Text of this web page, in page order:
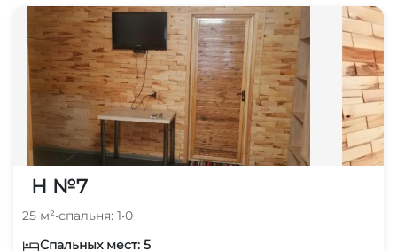
Н №7
25 м²•спальня: 1•0
Спальных мест: 5